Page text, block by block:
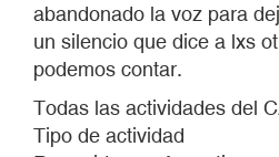
abandonado la voz para
un silencio que dice a lxs
podemos contar.
Todas las actividades del
Tipo de actividad